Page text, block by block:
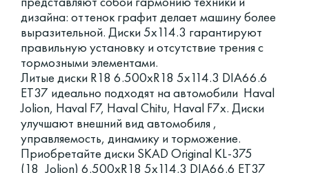
дизайна: оттенок графит делает машину более
выразительной. Диски 5x114.3 гарантируют
правильную установку и отсутствие трения с
тормозными элементами.
Литые диски R18 6.500xR18 5x114.3 DIA66.6
ET37 идеально подходят на автомобили Haval
Jolion, Haval F7, Haval Chitu, Haval F7x. Диски
улучшают внешний вид автомобиля ,
управляемость, динамику и торможение.
Приобретайте диски SKAD Original KL-375
(18_Jolion) 6.500xR18 5x114.3 DIA66.6 ET37